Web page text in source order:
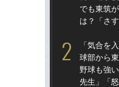
でも東筑
は？「さ
「気合を
球部から
野球も強
先生」「